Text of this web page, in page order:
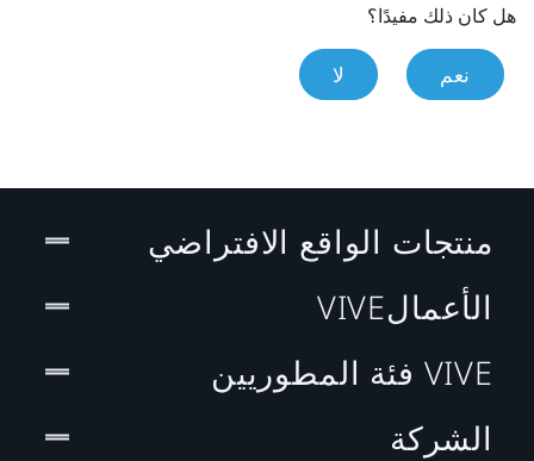
هل كان ذلك مفيدًا؟
نعم لا
منتجات الواقع الافتراضي
الأعمالVIVE
VIVE فئة المطوريين
الشركة